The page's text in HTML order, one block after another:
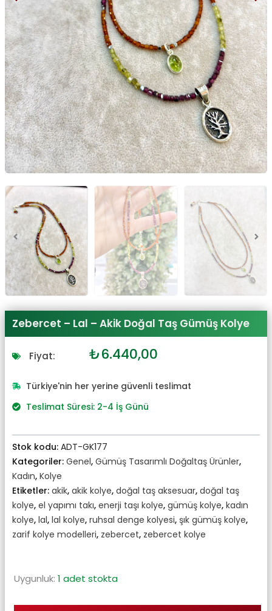
Zebercet – Lal – Akik Doğal Taş Gümüş Kolye
Fiyat: Orijinal
₺7.084,00.
₺6.440,00
fiyat:
Türkiye'nin her yerine güvenli teslimat
Teslimat Süresi: 2-4 İş Günü
Stok kodu: ADT-GK177
Kategoriler: Genel, Gümüş Tasarımlı Doğaltaş Ürünler,
Kadın, Kolye
Etiketler: akik, akik kolye, doğal taş aksesuar, doğal taş
kolye, el yapımı takı, enerji taşı kolye, gümüş kolye, kadın
kolye, lal, lal kolye, ruhsal denge kolyesi, şık gümüş kolye,
zarif kolye modelleri, zebercet, zebercet kolye
Uygunluk: 1 adet stokta